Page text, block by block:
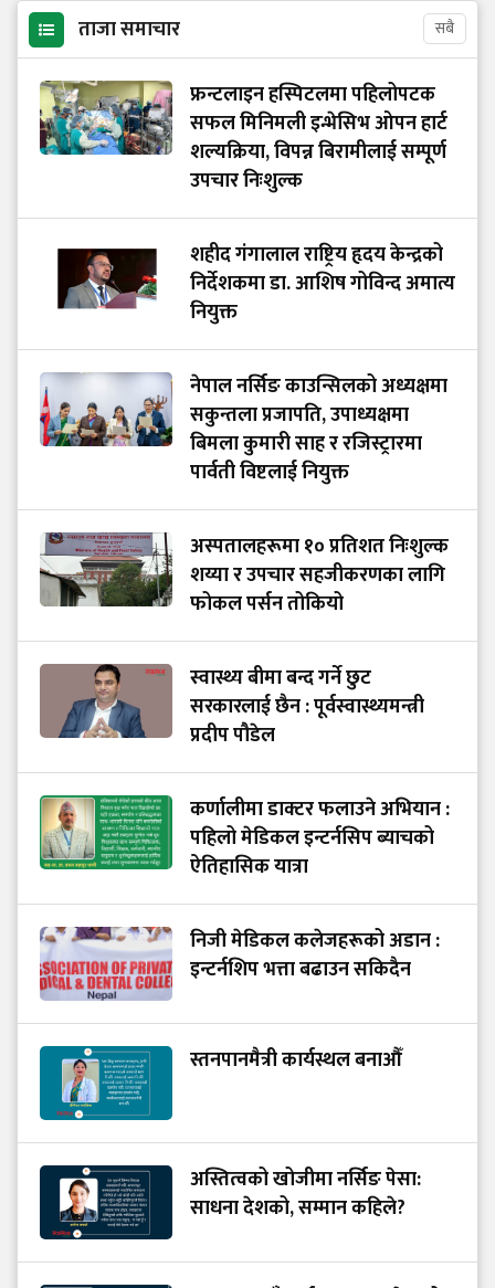
ताजा समाचार सबै
फ्रन्टलाइन हस्पिटलमा पहिलोपटक
सफल मिनिमली इन्भेसिभ ओपन हार्ट
शल्यक्रिया, विपन्न बिरामीलाई सम्पूर्ण
उपचार निःशुल्क
शहीद गंगालाल राष्ट्रिय हृदय केन्द्रको
निर्देशकमा डा. आशिष गोविन्द अमात्य
नियुक्त
नेपाल नर्सिङ काउन्सिलको अध्यक्षमा
सकुन्तला प्रजापति, उपाध्यक्षमा
बिमला कुमारी साह र रजिस्ट्रारमा
पार्वती विष्टलाई नियुक्त
अस्पतालहरूमा १० प्रतिशत निःशुल्क
शय्या र उपचार सहजीकरणका लागि
फोकल पर्सन तोकियो
स्वास्थ्य बीमा बन्द गर्ने छुट
सरकारलाई छैन : पूर्वस्वास्थ्यमन्त्री
प्रदीप पौडेल
कर्णालीमा डाक्टर फलाउने अभियान :
पहिलो मेडिकल इन्टर्नसिप ब्याचको
ऐतिहासिक यात्रा
निजी मेडिकल कलेजहरूको अडान :
इन्टर्नशिप भत्ता बढाउन सकिदैन
स्तनपानमैत्री कार्यस्थल बनाऔँ
अस्तित्वको खोजीमा नर्सिङ पेसा:
साधना देशको, सम्मान कहिले?